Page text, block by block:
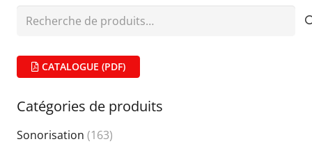
Recherche
CATALOGUE (PDF)
Catégories de produits
Sonorisation (163)